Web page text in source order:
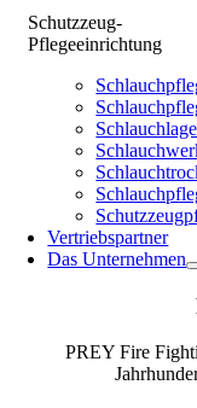
Schutzzeug-
Pflegeeinrichtung
Vertriebspartner
Das Unternehmen
PREY Fire